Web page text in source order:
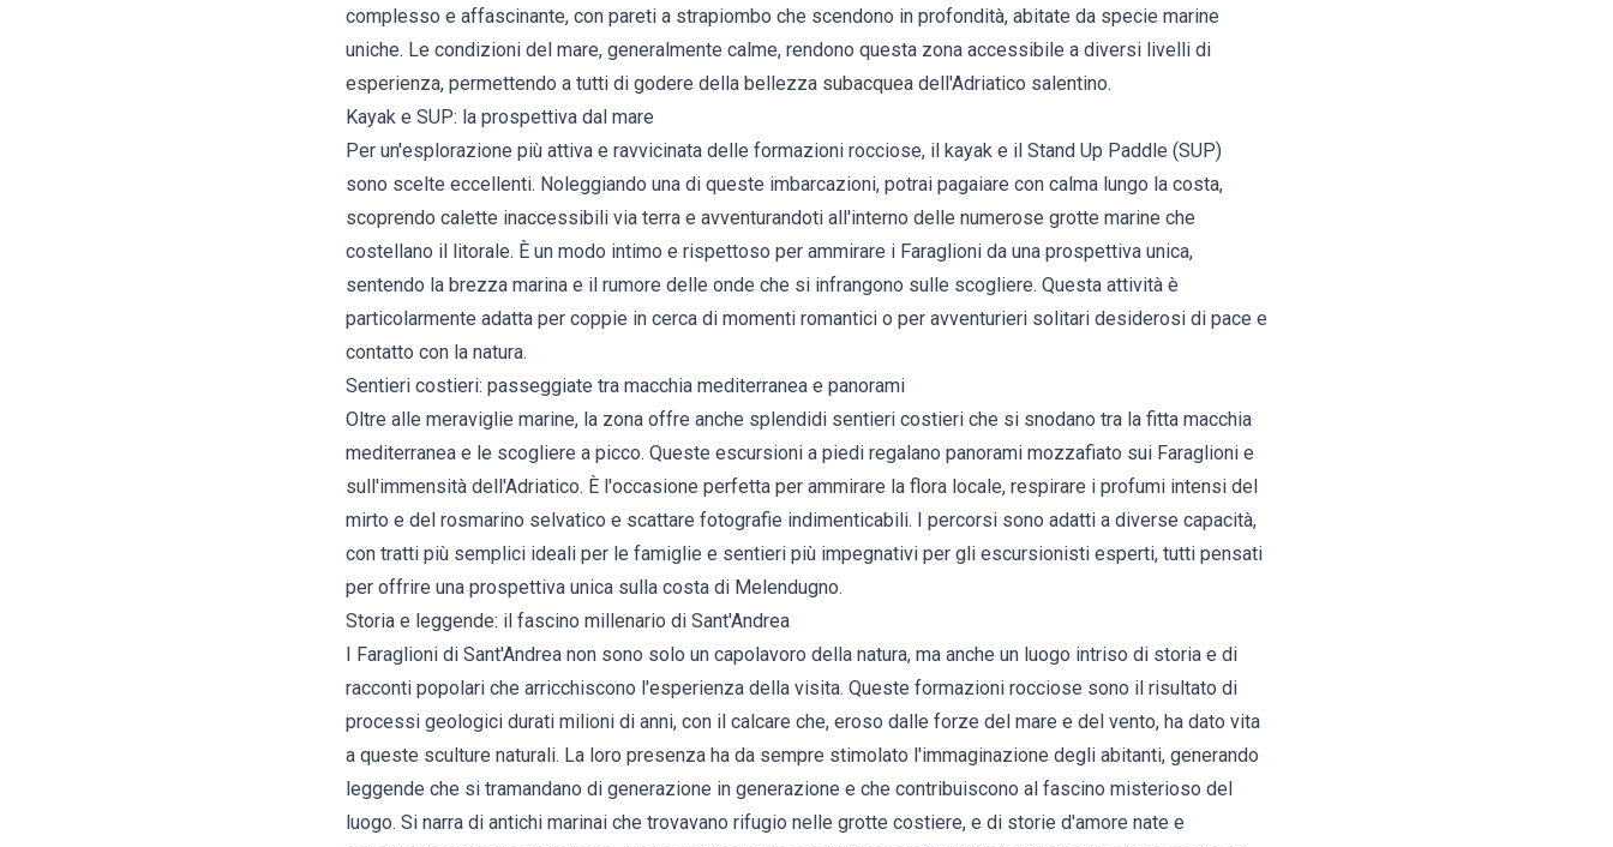
complesso e affascinante, con pareti a strapiombo che scendono in profondità, abitate da specie marine
uniche. Le condizioni del mare, generalmente calme, rendono questa zona accessibile a diversi livelli di
esperienza, permettendo a tutti di godere della bellezza subacquea dell'Adriatico salentino.
Kayak e SUP: la prospettiva dal mare
Per un'esplorazione più attiva e ravvicinata delle formazioni rocciose, il kayak e il Stand Up Paddle (SUP)
sono scelte eccellenti. Noleggiando una di queste imbarcazioni, potrai pagaiare con calma lungo la costa,
scoprendo calette inaccessibili via terra e avventurandoti all'interno delle numerose grotte marine che
costellano il litorale. È un modo intimo e rispettoso per ammirare i Faraglioni da una prospettiva unica,
sentendo la brezza marina e il rumore delle onde che si infrangono sulle scogliere. Questa attività è
particolarmente adatta per coppie in cerca di momenti romantici o per avventurieri solitari desiderosi di pace e
contatto con la natura.
Sentieri costieri: passeggiate tra macchia mediterranea e panorami
Oltre alle meraviglie marine, la zona offre anche splendidi sentieri costieri che si snodano tra la fitta macchia
mediterranea e le scogliere a picco. Queste escursioni a piedi regalano panorami mozzafiato sui Faraglioni e
sull'immensità dell'Adriatico. È l'occasione perfetta per ammirare la flora locale, respirare i profumi intensi del
mirto e del rosmarino selvatico e scattare fotografie indimenticabili. I percorsi sono adatti a diverse capacità,
con tratti più semplici ideali per le famiglie e sentieri più impegnativi per gli escursionisti esperti, tutti pensati
per offrire una prospettiva unica sulla costa di Melendugno.
Storia e leggende: il fascino millenario di Sant'Andrea
I Faraglioni di Sant'Andrea non sono solo un capolavoro della natura, ma anche un luogo intriso di storia e di
racconti popolari che arricchiscono l'esperienza della visita. Queste formazioni rocciose sono il risultato di
processi geologici durati milioni di anni, con il calcare che, eroso dalle forze del mare e del vento, ha dato vita
a queste sculture naturali. La loro presenza ha da sempre stimolato l'immaginazione degli abitanti, generando
leggende che si tramandano di generazione in generazione e che contribuiscono al fascino misterioso del
luogo. Si narra di antichi marinai che trovavano rifugio nelle grotte costiere, e di storie d'amore nate e